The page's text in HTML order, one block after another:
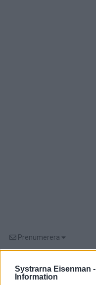
Systrarna Eisenman -
Information
Prenumerera